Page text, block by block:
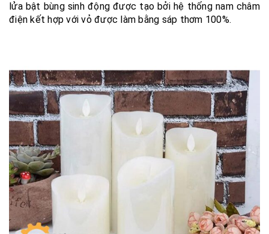
lửa bật bùng sinh động được tạo bởi hệ thống nam châm
điện kết hợp với vỏ được làm bằng sáp thơm 100%.